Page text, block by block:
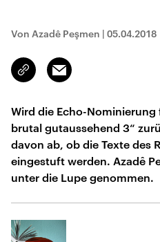
Von Azadê Peşmen | 05.04.2018
Link
kopieren/teilen
Email
Wird die Echo-Nominierung
brutal gutaussehend 3“
davon ab, ob die Texte des
eingestuft werden. Azadê
unter die Lupe genommen.